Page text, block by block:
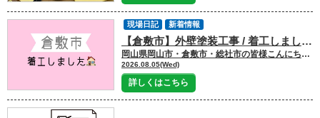
【倉敷市】外壁塗装工事 / 着工しました
岡山県岡山市・倉敷市・総社市の皆様こんにちは
2026.08.05(Wed)
詳しくはこちら
現場日記 新着情報